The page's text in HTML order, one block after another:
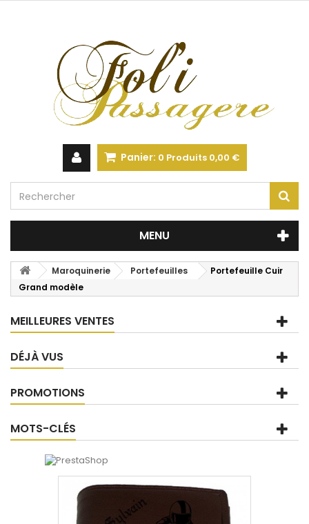
Panier: 0 Produits 0,00 €
MENU
Maroquinerie Portefeuilles
Portefeuille Cuir
Grand modèle
MEILLEURES VENTES
DÉJÀ VUS
PROMOTIONS
MOTS-CLÉS